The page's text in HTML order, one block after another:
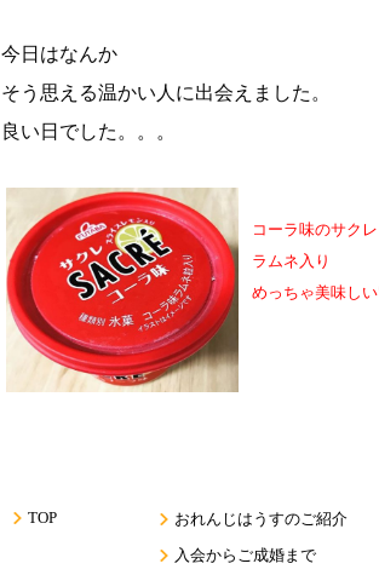
今日はなんか
そう思える温かい人に出会えました。
良い日でした。。。
コーラ味のサクレ
ラムネ入り
めっちゃ美味しい
TOP
おれんじはうすのご紹介
入会からご成婚まで